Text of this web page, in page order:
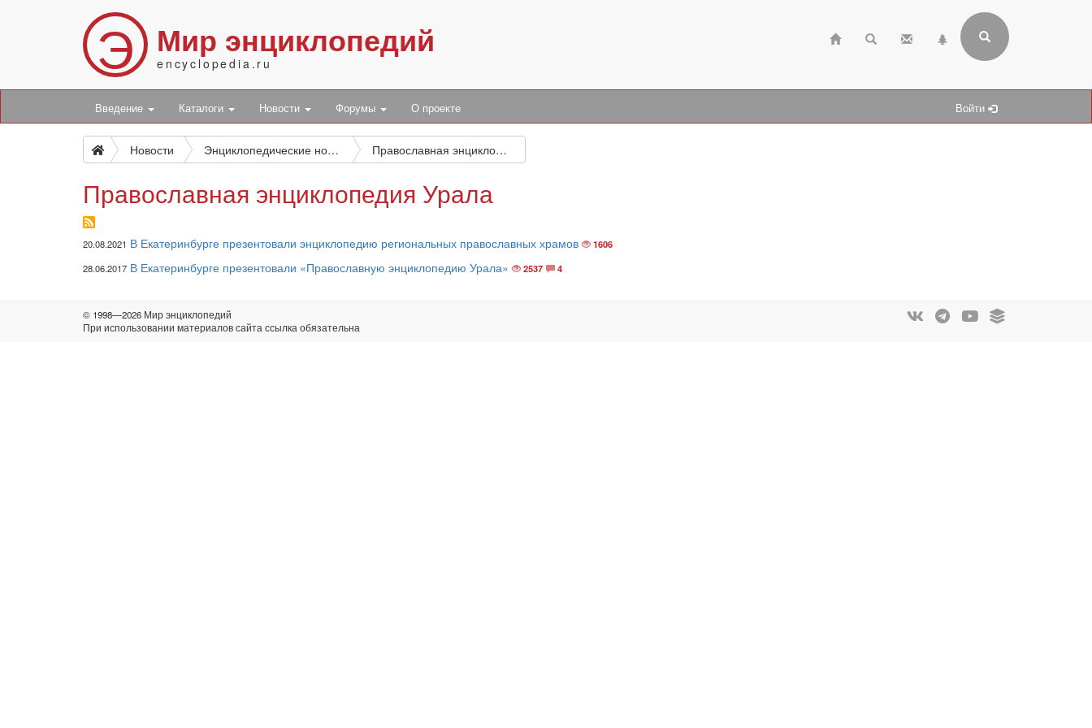
Э Мир энциклопедий
encyclopedia.ru
Введение Каталоги Новости Форумы О проекте Войти
Новости Энциклопедические новости Православная энциклопедия Урала
Православная энциклопедия Урала
20.08.2021 В Екатеринбурге презентовали энциклопедию региональных православных храмов
1606
28.06.2017 В Екатеринбурге презентовали «Православную энциклопедию Урала» 2537 4
© 1998—2026 Мир энциклопедий
При использовании материалов сайта ссылка обязательна